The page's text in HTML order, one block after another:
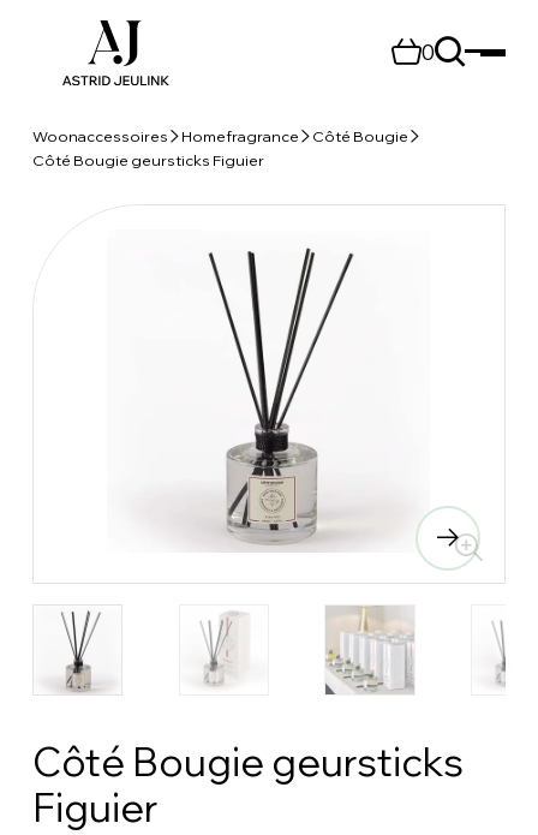
0
Woonaccessoires Homefragrance
Côté Bougie
Côté Bougie geursticks Figuier
Côté Bougie geursticks
Figuier